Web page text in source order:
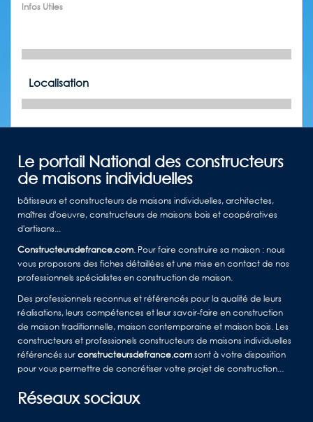
Infos Utiles
Localisation
Le portail National des constructeurs
de maisons individuelles
bâtisseurs et constructeurs de maisons individuelles, architectes,
maîtres d'oeuvre, constructeurs de maisons bois et coopératives
d'artisans...
Constructeursdefrance.com. Pour faire construire sa maison : nous
vous proposons des fiches détaillées et une mise en contact de nos
professionnels spécialistes en construction de maison.
Des professionnels reconnus et référencés pour la qualité de leurs
réalisations, leurs compétences et leur savoir-faire en construction
de maison traditionnelle, maison contemporaine et maison bois. Les
constructeurs et professionels constructeurs de maisons individuelles
référencés surconstructeursdefrance.comsont à votre disposition
pour vous permettre de concrétiser votre projet de construction...
Réseaux sociaux